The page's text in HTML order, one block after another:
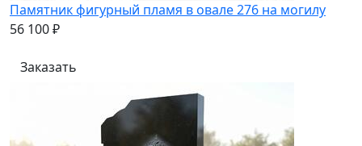
Памятник фигурный пламя в овале 276 на могилу
56 100 ₽
Заказать